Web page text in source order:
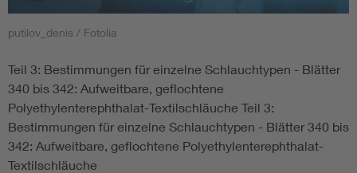
Smart Cities
DKE Fachinformationen im Kontext der Normung
Blitzschutz: DIN EN 62305 in der Übersicht
Circular Economy für mehr Ressourceneffizienz
putilov_denis / Fotolia
Teil 3: Bestimmungen für einzelne Schlauchtypen - Blätter
340 bis 342: Aufweitbare, geflochtene
Polyethylenterephthalat-Textilschläuche Teil 3:
Bestimmungen für einzelne Schlauchtypen - Blätter 340 bis
342: Aufweitbare, geflochtene Polyethylenterephthalat-
Textilschläuche